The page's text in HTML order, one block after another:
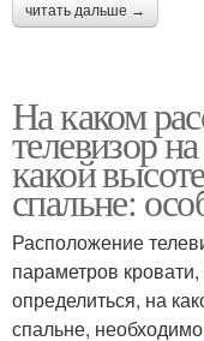
читать дальше →
На каком
телевизор
какой
спальне:
Расположение
параметров
определиться, на
спальне,